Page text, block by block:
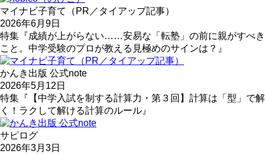
マイナビ子育て（PR／タイアップ記事）
2026年6月9日
特集『成績が上がらない……安易な「転塾」の前に親がすべき
こと。中学受験のプロが教える見極めのサインは？』
かんき出版 公式note
2026年5月12日
特集『【中学入試を制する計算力・第３回】計算は「型」で解
く！ラクして解ける計算のルール』
サピログ
2026年3月3日